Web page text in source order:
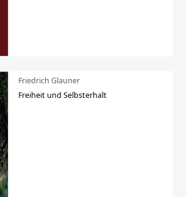
Friedrich Glauner
Freiheit und Selbsterhalt